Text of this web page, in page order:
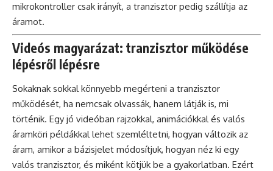
mikrokontroller csak irányít, a tranzisztor pedig szállítja az
áramot.
Videós magyarázat: tranzisztor működése
lépésről lépésre
Sokaknak sokkal könnyebb megérteni a tranzisztor
működését, ha nemcsak olvassák, hanem látják is, mi
történik. Egy jó videóban rajzokkal, animációkkal és valós
áramköri példákkal lehet szemléltetni, hogyan változik az
áram, amikor a bázisjelet módosítjuk, hogyan néz ki egy
valós tranzisztor, és miként kötjük be a gyakorlatban. Ezért